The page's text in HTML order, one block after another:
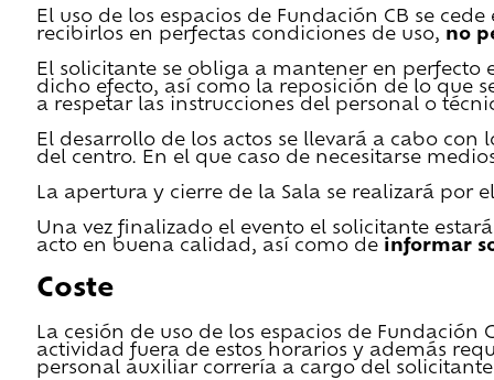
El uso de los espacios de Fundación CB se
recibirlos en perfectas condiciones de uso, no
El solicitante se obliga a mantener en perfecto
dicho efecto, así como la reposición de lo que
a respetar las instrucciones del personal o
El desarrollo de los actos se llevará a cabo
del centro. En el que caso de necesitarse
La apertura y cierre de la Sala se realizará por
Una vez finalizado el evento el solicitante
acto en buena calidad, así como de informar
Coste
La cesión de uso de los espacios de
actividad fuera de estos horarios y además
personal auxiliar correría a cargo del